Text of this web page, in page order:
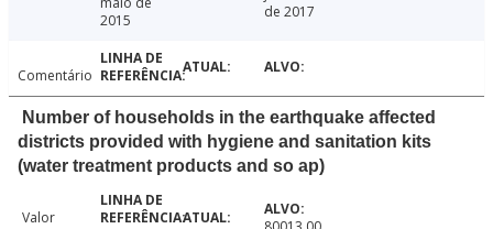
2015
de 2017
Comentário
Number of households in the earthquake affected
districts provided with hygiene and sanitation kits
(water treatment products and so ap)
Valor